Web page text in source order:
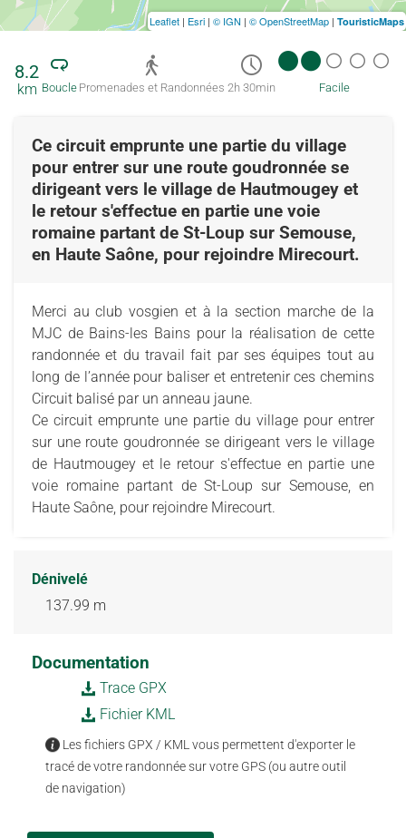
8.2
km Boucle Promenades et Randonnées 2h 30min Facile
Ce circuit emprunte une partie du village
pour entrer sur une route goudronnée se
dirigeant vers le village de Hautmougey et
le retour s'effectue en partie une voie
romaine partant de St-Loup sur Semouse,
en Haute Saône, pour rejoindre Mirecourt.
Merci au club vosgien et à la section marche de la
MJC de Bains-les Bains pour la réalisation de cette
randonnée et du travail fait par ses équipes tout au
long de l’année pour baliser et entretenir ces chemins
Circuit balisé par un anneau jaune.
Ce circuit emprunte une partie du village pour entrer
sur une route goudronnée se dirigeant vers le village
de Hautmougey et le retour s'effectue en partie une
voie romaine partant de St-Loup sur Semouse, en
Haute Saône, pour rejoindre Mirecourt.
Dénivelé
137.99 m
Documentation
Trace GPX
Fichier KML
Les fichiers GPX / KML vous permettent d'exporter le
tracé de votre randonnée sur votre GPS (ou autre outil
de navigation)
Leaflet | Esri | © IGN | © OpenStreetMap | TouristicMaps